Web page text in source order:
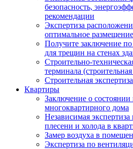
безопасность,
рекомендации
Экспертиза
оптимальное
Получите заключение по
для трещин на стенах
Строительно-
терминала
Строительная
Квартиры
Заключение о состоянии
многоквартирного дома
Независимая
плесени и холода в
Замер воздуха в
Экспертиза по